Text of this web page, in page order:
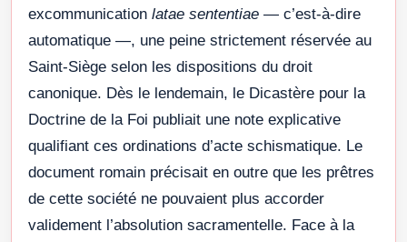
excommunication latae sententiae — c’est-à-dire
automatique —, une peine strictement réservée au
Saint-Siège selon les dispositions du droit
canonique. Dès le lendemain, le Dicastère pour la
Doctrine de la Foi publiait une note explicative
qualifiant ces ordinations d’acte schismatique. Le
document romain précisait en outre que les prêtres
de cette société ne pouvaient plus accorder
validement l’absolution sacramentelle. Face à la